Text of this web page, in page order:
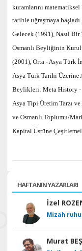
kuramlarını
tarihle uğraşmaya başladı.
Gelecek (1991), Nasıl
Osmanlı Beyliğinin
(2001), Orta - Asya Türk
Asya Türk Tarihi Üzerine
Beylikleri: Meta History
Asya Tipi Üretim Tarzı
ve Osmanlı Toplumu/
Kapital Üstüne
HAFTANIN YAZARLARI
İzel
Mizah
Murat